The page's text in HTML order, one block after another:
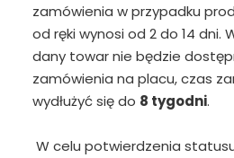
zamówienia w przypadku
od ręki wynosi od 2 do 14 dni.
dany towar nie będzie
zamówienia na placu, czas
wydłużyć się do 8 tygodni.
W celu potwierdzenia